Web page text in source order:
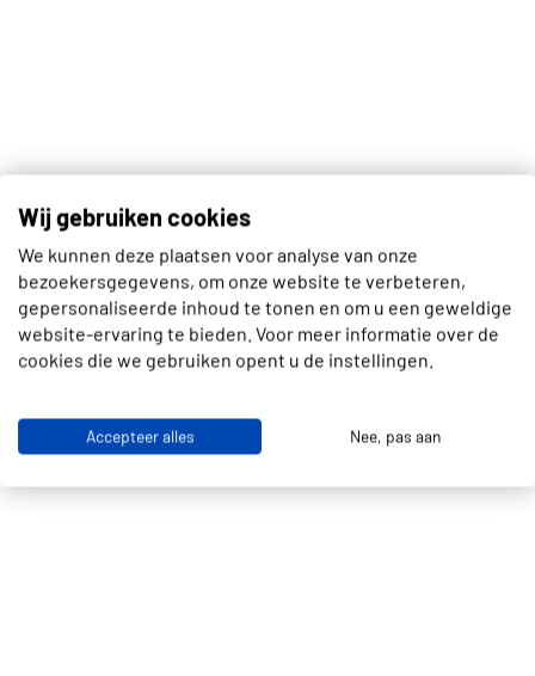
Wij gebruiken cookies
We kunnen deze plaatsen voor analyse van onze
bezoekersgegevens, om onze website te verbeteren,
gepersonaliseerde inhoud te tonen en om u een geweldige
website-ervaring te bieden. Voor meer informatie over de
cookies die we gebruiken opent u de instellingen.
Accepteer alles Nee, pas aan